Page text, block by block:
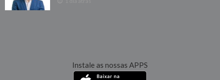
Instale as nossas APPS